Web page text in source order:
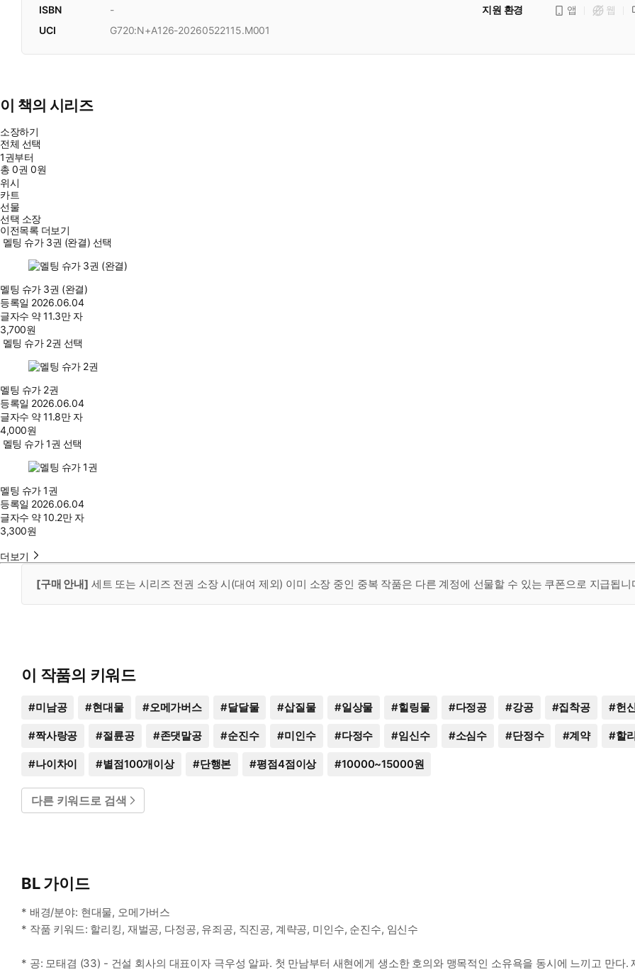
지원 환경
앱 웹
ISBN
-
UCI
G720:N+A126-20260522115.M001
이 책의 시리즈
소장하기
전체 선택
1권부터
총0권 0원
위시
카트
선물
선택 소장
이전목록 더보기
멜팅 슈가 3권 (완결) 선택
멜팅 슈가 3권 (완결)
등록일 2026.06.04
글자수 약 11.3만 자
3,700원
멜팅 슈가 2권 선택
멜팅 슈가 2권
등록일 2026.06.04
글자수 약 11.8만 자
4,000원
멜팅 슈가 1권 선택
멜팅 슈가 1권
등록일 2026.06.04
글자수 약 10.2만 자
3,300원
더보기
[구매 안내] 세트 또는 시리즈 전권 소장 시(대여 제외) 이미 소장 중인 중복 작품은 다른 계정에 선물할 수 있는 쿠폰으로 지급됩니
이 작품의 키워드
#미남공 #현대물 #오메가버스 #달달물 #삽질물 #일상물 #힐링물 #다정공 #강공 #집착공 #헌
#짝사랑공 #절륜공 #존댓말공 #순진수 #미인수 #다정수 #임신수 #소심수 #단정수 #계약 #할
#나이차이 #별점100개이상 #단행본 #평점4점이상 #10000~15000원
다른 키워드로 검색
BL 가이드
* 배경/분야: 현대물, 오메가버스
* 작품 키워드: 할리킹, 재벌공, 다정공, 유죄공, 직진공, 계략공, 미인수, 순진수, 임신수
* 공: 모태겸 (33) - 건설 회사의 대표이자 극우성 알파. 첫 만남부터 새현에게 생소한 호의와 맹목적인 소유욕을 동시에 느끼고 만다